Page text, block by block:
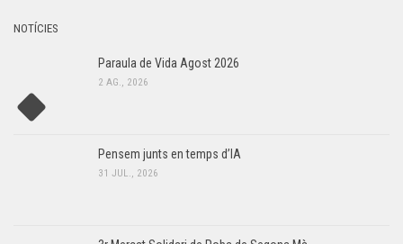
NOTÍCIES
Paraula de Vida Agost 2026
2 AG., 2026
Pensem junts en temps d’IA
31 JUL., 2026